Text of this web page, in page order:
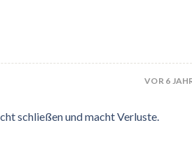
VOR 6
schließen und macht Verluste.